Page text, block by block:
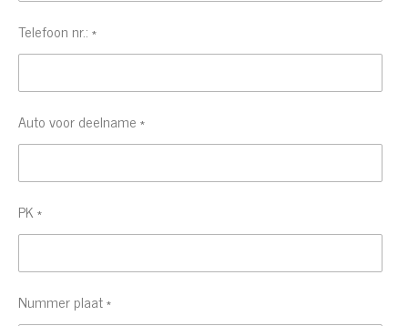
Telefoon nr.: *
Auto voor deelname *
PK *
Nummer plaat *